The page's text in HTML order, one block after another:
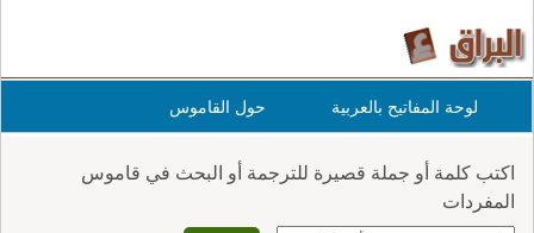
لوحة المفاتيح بالعربية حول القاموس
اكتب كلمة أو جملة قصيرة للترجمة أو البحث في قاموس
المفردات